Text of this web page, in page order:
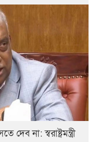
না: স্বরাষ্ট্রমন্ত্রী